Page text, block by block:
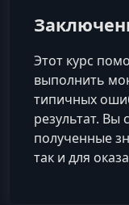
Этот курс
выполнить
типичных
результат.
полученные
так и для